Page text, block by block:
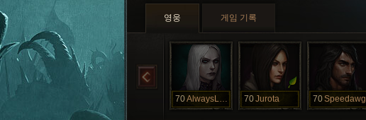
영웅 게임 기록
70 AlwaysLMAO 70Jurota 70Speedawg